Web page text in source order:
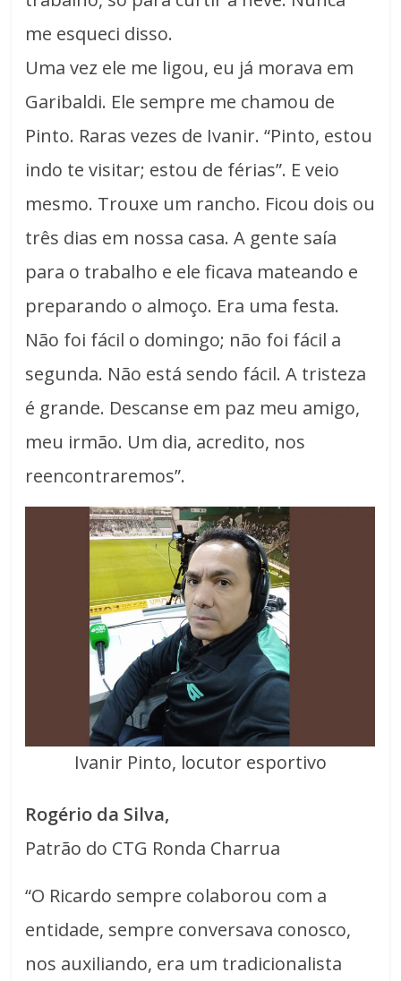
me esqueci disso.
Uma vez ele me ligou, eu já morava em
Garibaldi. Ele sempre me chamou de
Pinto. Raras vezes de Ivanir. “Pinto, estou
indo te visitar; estou de férias”. E veio
mesmo. Trouxe um rancho. Ficou dois ou
três dias em nossa casa. A gente saía
para o trabalho e ele ficava mateando e
preparando o almoço. Era uma festa.
Não foi fácil o domingo; não foi fácil a
segunda. Não está sendo fácil. A tristeza
é grande. Descanse em paz meu amigo,
meu irmão. Um dia, acredito, nos
reencontraremos”.
Ivanir Pinto, locutor esportivo
Rogério da Silva,
Patrão do CTG Ronda Charrua
“O Ricardo sempre colaborou com a
entidade, sempre conversava conosco,
nos auxiliando, era um tradicionalista